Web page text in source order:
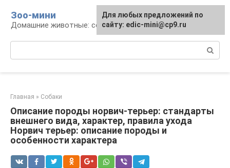
контенту
Зоо-мини
Домашние животные: содержание и уход
Главная » Собаки
Описание породы норвич-терьер: стандарты
внешнего вида, характер, правила ухода
Норвич терьер: описание породы и
особенности характера
Для любых предложений по
сайту: edic-mini@cp9.ru